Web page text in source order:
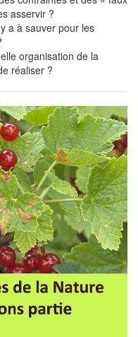
asservir ?
a à sauver pour les
organisation de la
réaliser ?